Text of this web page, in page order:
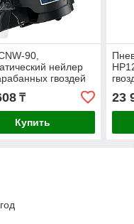
90,
нейлер
гвоздей
(45-90 мм)...
₸
Купить
23